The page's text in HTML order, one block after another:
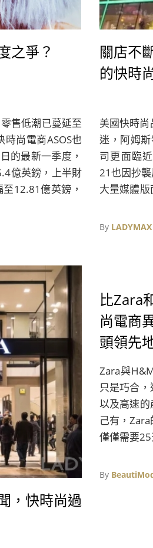
之爭？
售低潮已蔓延至
尚電商ASOS也
的最新一季度，
億英鎊，上半財
12.81億英鎊，
關店不
的快時
美國快時
迷，阿姆
司更面臨
21也因抄
大量媒體
By LADYMAX
，快時尚過
比Zara
尚電商
頭領先
Zara與
只是巧合
以及高速
己有，
僅僅需要
By